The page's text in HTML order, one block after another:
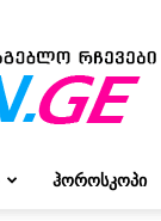
ვივიენისგან
ᲰᲝᲠᲝᲡᲙᲝᲞᲘ